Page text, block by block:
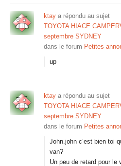
ktay a répondu au sujet
TOYOTA HIACE
septembre SYDNEY
dans le forum Petites
up
ktay a répondu au sujet
TOYOTA HIACE
septembre SYDNEY
dans le forum Petites
John.john c’est bien toi
van?
Un peu de retard pour